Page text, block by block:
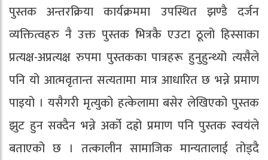
पुस्तक अन्तरक्रिया कार्यक्रममा उपस्थित झण्डै दर्जन
व्यक्तित्वहरु नै उक्त पुस्तक भित्रकै एउटा ठूलो हिस्साका
प्रत्यक्ष-अप्रत्यक्ष रुपमा पुस्तकका पात्रहरू हुनुहुन्थ्यो त्यसैले
पनि यो आत्मवृतान्त सत्यतामा मात्र आधारित छ भन्ने प्रमाण
पाइयो । यसैगरी मृत्युको हत्केलामा बसेर लेखिएको पुस्तक
झुट हुन सक्दैन भन्ने अर्को दह्रो प्रमाण पनि पुस्तक स्वयंले
बताएको छ । तत्कालीन सामाजिक मान्यतालाई तोड्दै